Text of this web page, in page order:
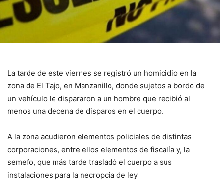
La tarde de este viernes se registró un homicidio en la
zona de El Tajo, en Manzanillo, donde sujetos a bordo de
un vehículo le dispararon a un hombre que recibió al
menos una decena de disparos en el cuerpo.
A la zona acudieron elementos policiales de distintas
corporaciones, entre ellos elementos de fiscalía y, la
semefo, que más tarde trasladó el cuerpo a sus
instalaciones para la necropcia de ley.